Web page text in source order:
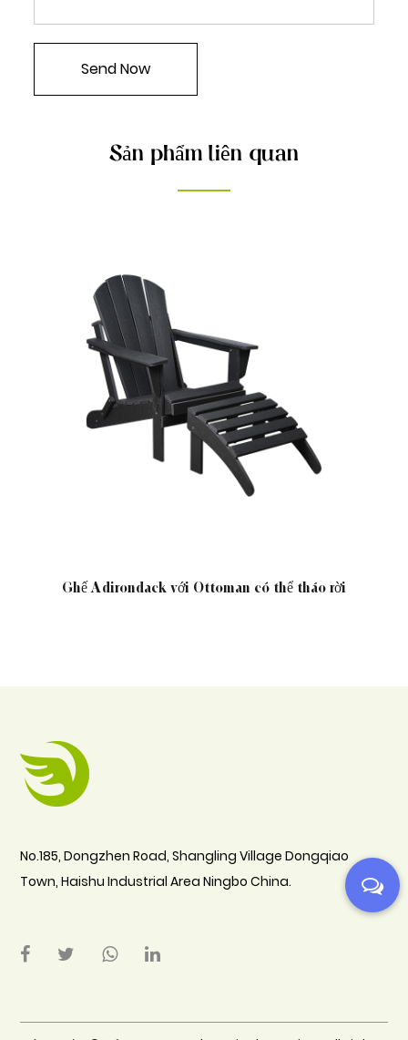
Sản phẩm liên quan
Ghế Adirondack với Ottoman có thể tháo rời
No.185, Dongzhen Road, Shangling Village Dongqiao
Town, Haishu Industrial Area Ningbo China.